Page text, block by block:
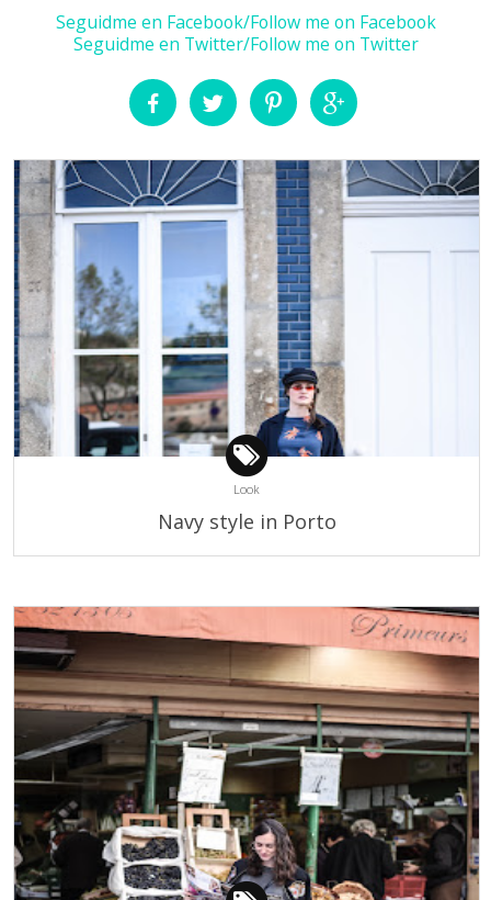
Seguidme en Facebook/Follow me on Facebook
Seguidme en Twitter/Follow me on Twitter
Look
Navy style in Porto